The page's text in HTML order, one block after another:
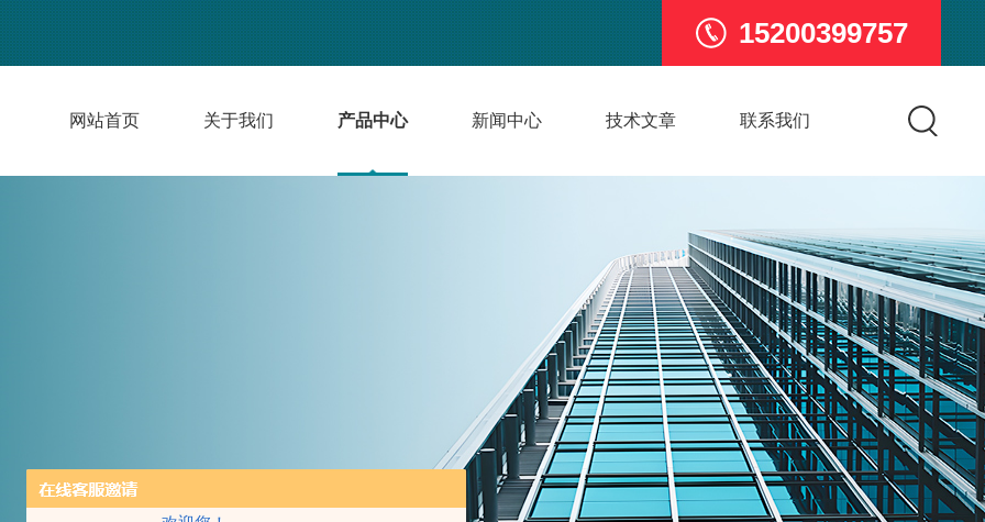
15200399757
网站首页 关于我们 产品中心 新闻中心 技术文章 联系我们